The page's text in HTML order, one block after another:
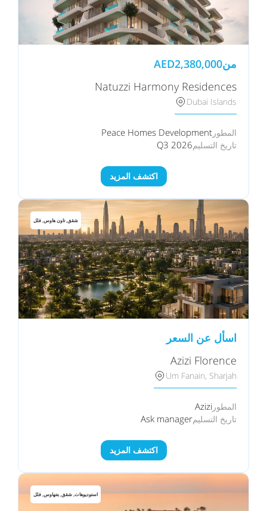
من AED2,380,000
Natuzzi Harmony Residences
Dubai Islands
المطور Peace Homes Development
تاريخ التسليمQ3 2026
اكتشف المزيد
شقق, تاون هاوس, فلل
اسأل عن السعر
Azizi Florence
Um Fanain, Sharjah
المطور Azizi
تاريخ التسليمAsk manager
اكتشف المزيد
استوديوهات, شقق, بنتهاوس, فلل